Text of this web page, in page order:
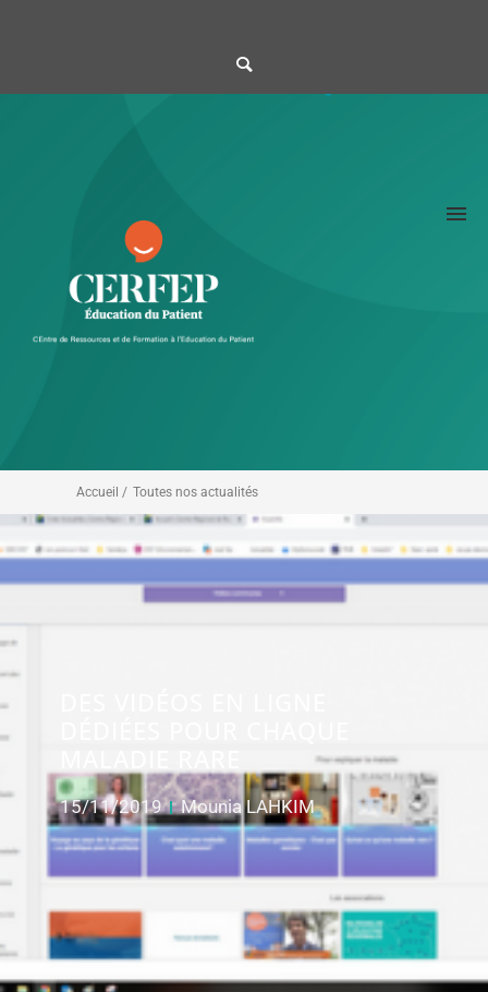
Accueil / Toutes nos actualités
15/11/2019 Mounia LAHKIM